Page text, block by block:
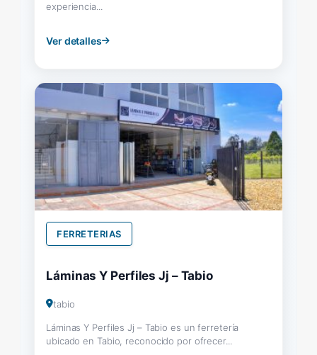
experiencia...
Ver detalles
FERRETERIAS
Láminas Y Perfiles Jj – Tabio
tabio
Láminas Y Perfiles Jj – Tabio es un ferretería
ubicado en Tabio, reconocido por ofrecer...